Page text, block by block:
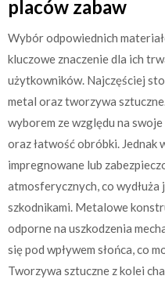
placów zabaw
Wybór odpowiednich
kluczowe znaczenie dla ich
użytkowników. Najczęściej
metal oraz tworzywa
wyborem ze względu na
oraz łatwość obróbki. Jednak
impregnowane lub
atmosferycznych, co
szkodnikami. Metalowe
odporne na uszkodzenia
się pod wpływem słońca, co
Tworzywa sztuczne z kolei